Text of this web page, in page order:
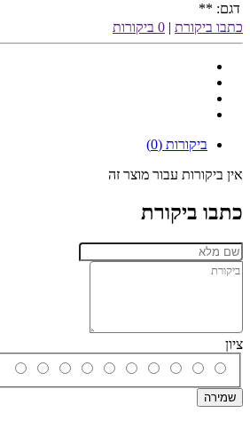
דגם: **
כתבו ביקורת | 0 ביקורות
ביקורות (0)
אין ביקורות עבור מוצר זה
כתבו ביקורת
ציון
שמירה